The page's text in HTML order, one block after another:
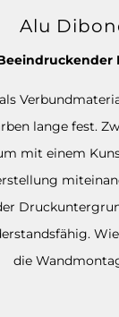
Alu
lange fest.
mit einem
die